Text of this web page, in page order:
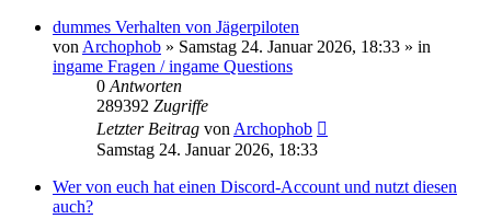
dummes Verhalten von Jägerpiloten
von Archophob » Samstag 24. Januar 2026, 18:33 » in
ingame Fragen / ingame Questions
0 Antworten
289392 Zugriffe
Letzter Beitrag von Archophob
Samstag 24. Januar 2026, 18:33
Wer von euch hat einen Discord-Account und nutzt diesen
auch?